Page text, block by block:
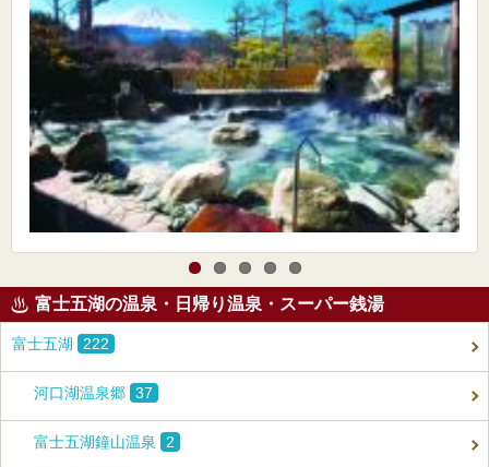
富士五湖の温泉・日帰り温泉・スーパー銭湯
富士五湖 222
河口湖温泉郷 37
富士五湖鐘山温泉 2